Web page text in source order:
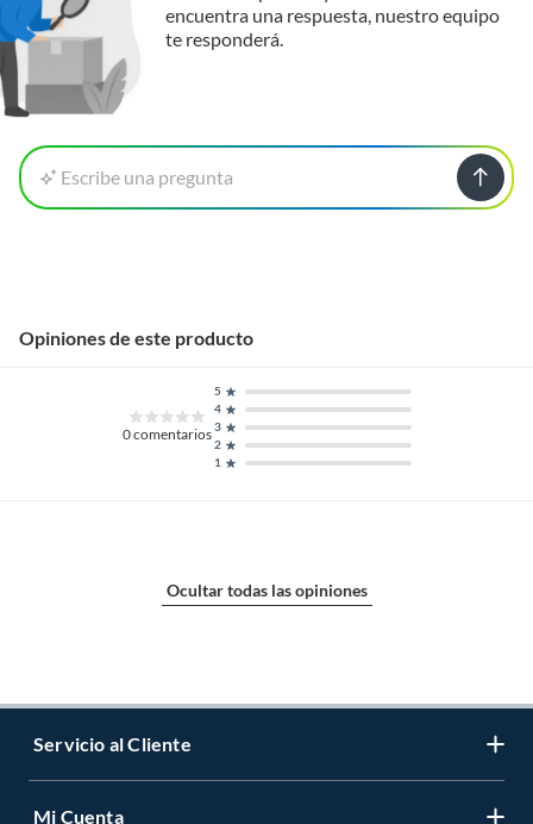
encuentra una respuesta, nuestro equipo
te responderá.
Escribe una pregunta
Opiniones de este producto
0comentarios
1
2
3
4
5
Ocultar todas las opiniones
Servicio al Cliente
Contáctanos
Mi Cuenta